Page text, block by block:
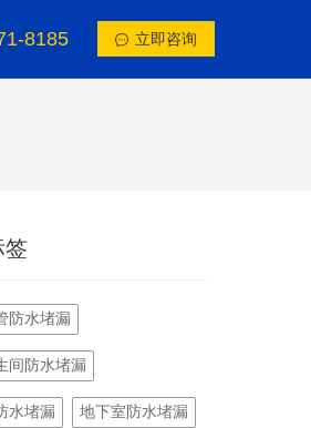
8185 立即咨询
签
防水堵漏
间防水堵漏
水堵漏 地下室防水堵漏